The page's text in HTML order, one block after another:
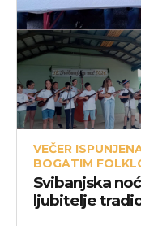
VEČER
BOGATIM
Svibanjska
ljubitelje